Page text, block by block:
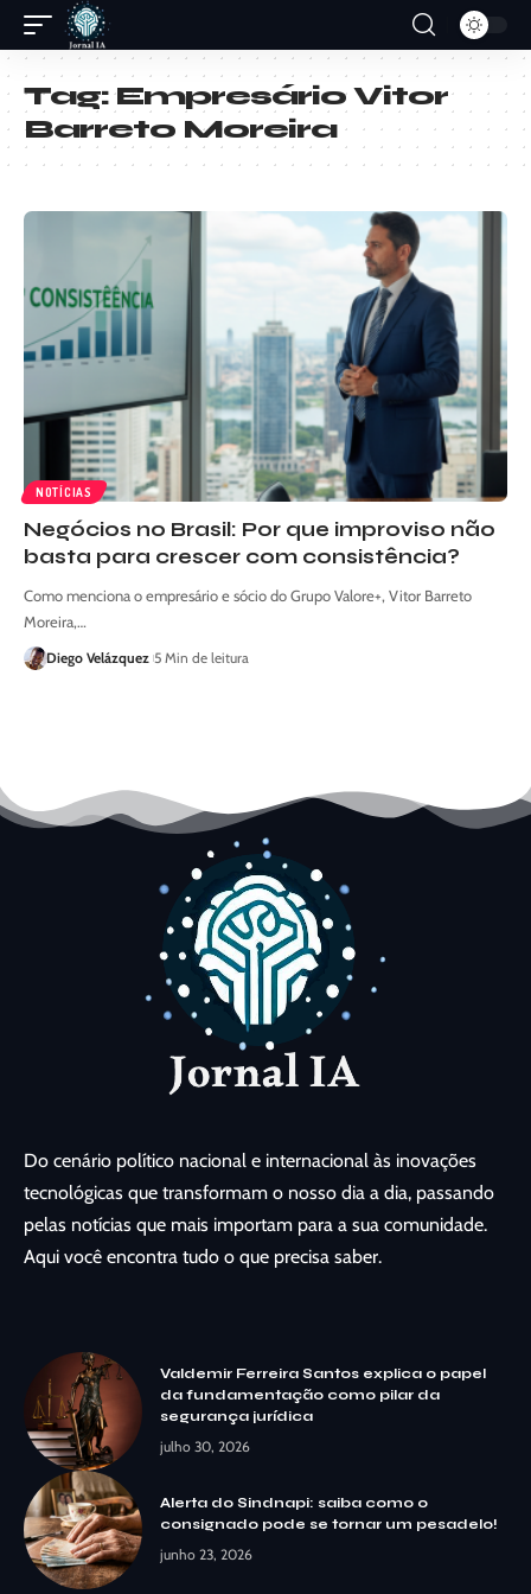
Tag:Empresário Vitor
Barreto Moreira
NOTÍCIAS
Negócios no Brasil: Por que improviso não
basta para crescer com consistência?
Como menciona o empresário e sócio do Grupo Valore+, Vitor Barreto
Moreira,…
Diego Velázquez 5 Min de leitura
Do cenário político nacional e internacional às inovações
tecnológicas que transformam o nosso dia a dia, passando
pelas notícias que mais importam para a sua comunidade.
Aqui você encontra tudo o que precisa saber.
Valdemir Ferreira Santos explica o papel
da fundamentação como pilar da
segurança jurídica
julho 30, 2026
Alerta do Sindnapi: saiba como o
consignado pode se tornar um pesadelo!
junho 23, 2026